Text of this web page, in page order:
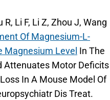
R, Li F, Li Z, Zhou J, Wang
Of Magnesium-L-
Magnesium Level In The
Attenuates Motor Deficits
In A Mouse Model Of
Dis Treat.